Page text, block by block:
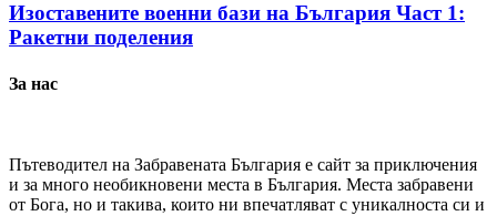
Изоставените военни бази на България Част 1:
Ракетни поделения
За нас
Пътеводител на Забравената България е сайт за приключения
и за много необикновени места в България. Места забравени
от Бога, но и такива, които ни впечатляват с уникалноста си и